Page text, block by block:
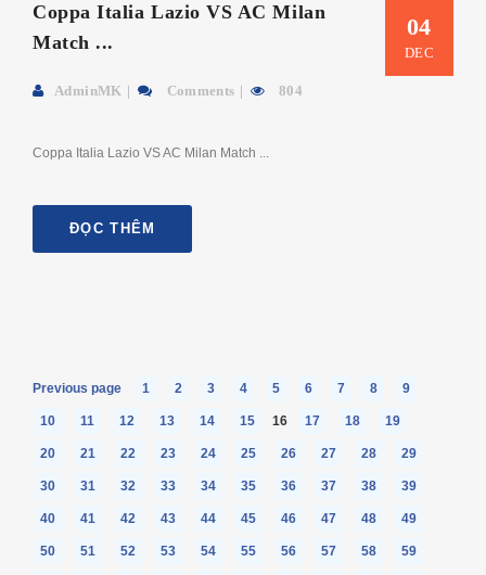
04
DEC
Coppa Italia Lazio VS AC Milan
Match ...
AdminMK Comments 804
Coppa Italia Lazio VS AC Milan Match ...
ĐỌC THÊM
Previous page 1 2 3 4 5 6 7 8 9
10 11 12 13 14 15 16 17 18 19
20 21 22 23 24 25 26 27 28 29
30 31 32 33 34 35 36 37 38 39
40 41 42 43 44 45 46 47 48 49
50 51 52 53 54 55 56 57 58 59